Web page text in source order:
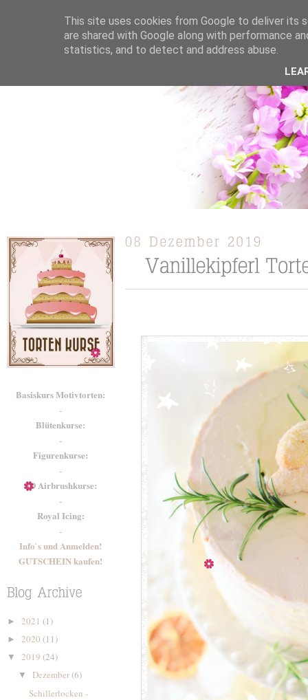
ÜBER MICH KOOPERATION TORTEN / KUCHEN /
Basiskurs Motivtorten:
-
Blütenkurse:
-
Figurenkurse:
-
3D Airbrushkurse:
-
Royal Icing:
-
Info`s und Anmelden!
GUTSCHEIN kaufen!
► 2021 (1)
► 2020 (11)
▼ 2019 (24)
▼ Dezember(6)
Schillerlocken -
This site uses cookies from Google to deliver its
are shared with Google along with performance
statistics, and to detect and address abuse.